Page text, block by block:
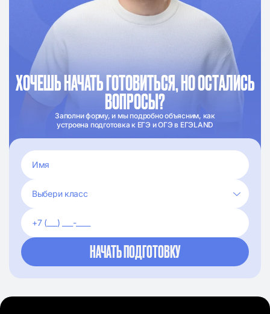
ХОЧЕШЬ НАЧАТЬ ГОТОВИТЬСЯ, НО ОСТАЛИСЬ
ВОПРОСЫ?
Заполни форму, и мы подробно объясним, как
устроена подготовка к ЕГЭ и ОГЭ в ЕГЭLAND